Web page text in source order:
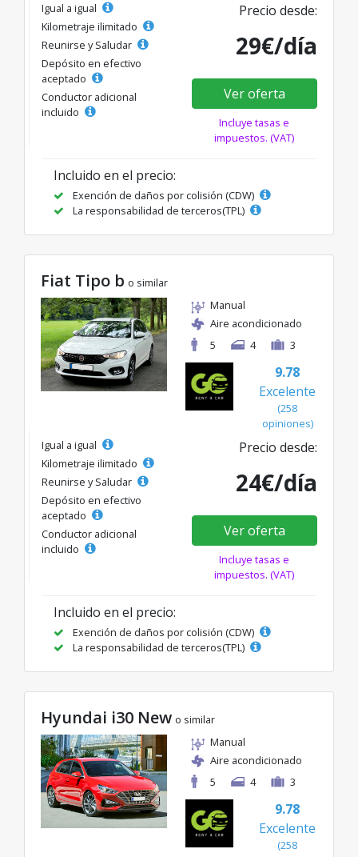
Igual a igual
Kilometraje ilimitado
Reunirse y Saludar
Depósito en efectivo
aceptado
Conductor adicional
incluido
Precio desde:
29€/día
Ver oferta
Incluye tasas e
impuestos. (VAT)
Incluido en el precio:
Exención de daños por colisión (CDW)
La responsabilidad de terceros(TPL)
Fiat Tipo b o similar
Manual
Aire acondicionado
5
4 3
9.78
Excelente
(258
opiniones)
Igual a igual
Kilometraje ilimitado
Reunirse y Saludar
Depósito en efectivo
aceptado
Conductor adicional
incluido
Precio desde:
24€/día
Ver oferta
Incluye tasas e
impuestos. (VAT)
Incluido en el precio:
Exención de daños por colisión (CDW)
La responsabilidad de terceros(TPL)
Hyundai i30 New o similar
Manual
Aire acondicionado
5
4 3
9.78
Excelente
(258